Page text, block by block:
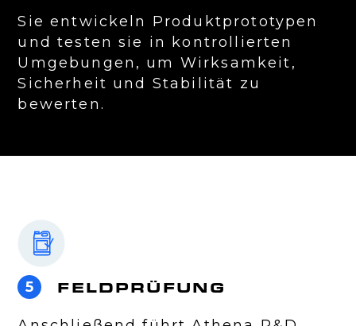
Sie entwickeln Produktprototypen
und testen sie in kontrollierten
Umgebungen, um Wirksamkeit,
Sicherheit und Stabilität zu
bewerten.
5 FELDPRÜFUNG